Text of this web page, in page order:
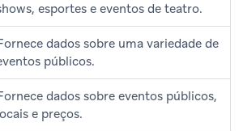
esportes e eventos de teatro.
in new tab)dados sobre uma variedade de
públicos.
in new tab)
dados sobre eventos públicos,
e preços.